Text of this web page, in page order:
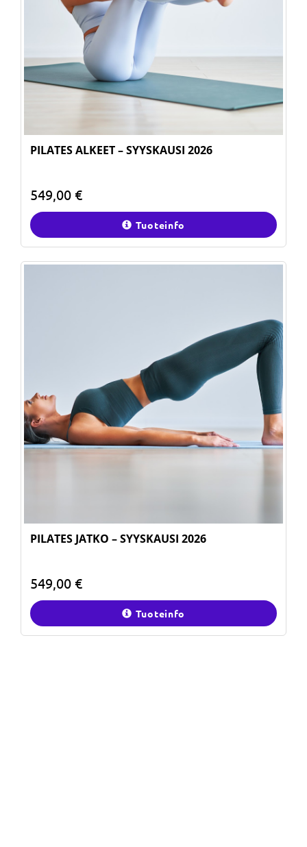
PILATES ALKEET – SYYSKAUSI 2026
549,00 €
Tuoteinfo
PILATES JATKO – SYYSKAUSI 2026
549,00 €
Tuoteinfo